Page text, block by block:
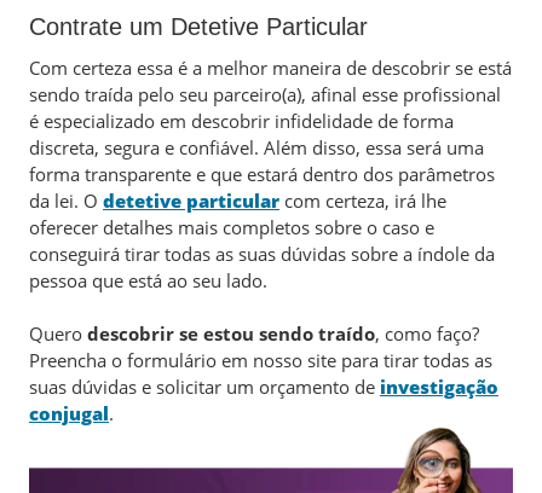
Contrate um Detetive Particular
Com certeza essa é a melhor maneira de descobrir se está
sendo traída pelo seu parceiro(a), afinal esse profissional
é especializado em descobrir infidelidade de forma
discreta, segura e confiável. Além disso, essa será uma
forma transparente e que estará dentro dos parâmetros
da lei. O detetive particular com certeza, irá lhe
oferecer detalhes mais completos sobre o caso e
conseguirá tirar todas as suas dúvidas sobre a índole da
pessoa que está ao seu lado.
Quero descobrir se estou sendo traído, como faço?
Preencha o formulário em nosso site para tirar todas as
suas dúvidas e solicitar um orçamento de investigação
conjugal.